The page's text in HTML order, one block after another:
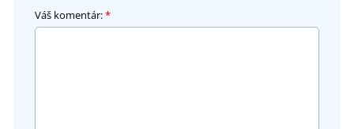
Váš komentár:*